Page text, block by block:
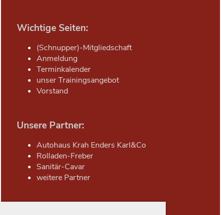
Wichtige Seiten:
(Schnupper)-Mitgliedschaft
Anmeldung
Terminkalender
unser Trainingsangebot
Vorstand
Unsere Partner:
Autohaus Krah Enders Karl&Co
Rolladen-Freber
Sanitär-Cavar
weitere Partner